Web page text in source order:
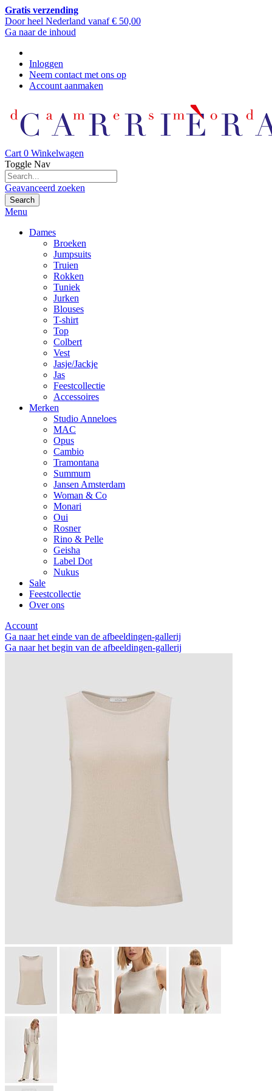
Gratis verzending
Door heel Nederland vanaf € 50,00
Ga naar de inhoud
Inloggen
Neem contact met ons op
Account aanmaken
Cart 0 Winkelwagen
Toggle Nav
Geavanceerd zoeken
Search
Menu
Dames
Broeken
Jumpsuits
Truien
Rokken
Tuniek
Jurken
Blouses
T-shirt
Top
Colbert
Vest
Jasje/Jackje
Jas
Feestcollectie
Accessoires
Merken
Studio Anneloes
MAC
Opus
Cambio
Tramontana
Summum
Jansen Amsterdam
Woman & Co
Monari
Oui
Rosner
Rino & Pelle
Geisha
Label Dot
Nukus
Sale
Feestcollectie
Over ons
Account
Ga naar het einde van de afbeeldingen-gallerij
Ga naar het begin van de afbeeldingen-gallerij